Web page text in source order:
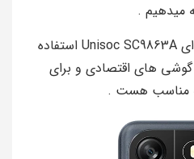
میدهیم .
بلک ویو از پردازنده 8 هسته ای Unisoc SC9863A استفاده
های اقتصادی و برای
مناسب هست .